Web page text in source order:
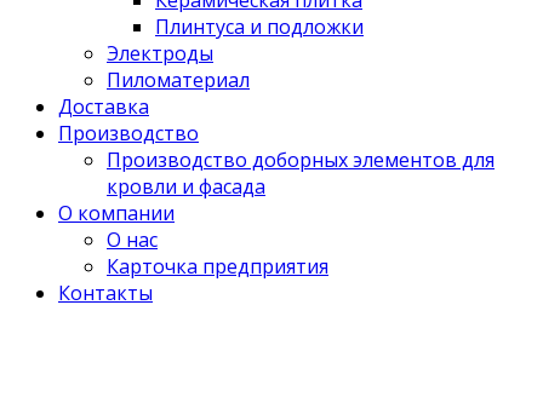
Плинтуса и подложки
Электроды
Пиломатериал
Доставка
Производство
Производство доборных элементов для
кровли и фасада
О компании
О нас
Карточка предприятия
Контакты